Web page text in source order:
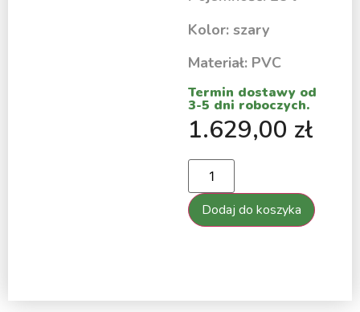
Kolor: szary
Materiał: PVC
Termin dostawy od
3-5 dni roboczych.
1.629,00 zł
Dodaj do koszyka